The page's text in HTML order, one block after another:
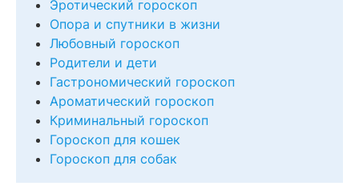
Эротический гороскоп
Опора и спутники в жизни
Любовный гороскоп
Родители и дети
Гастрономический гороскоп
Ароматический гороскоп
Криминальный гороскоп
Гороскоп для кошек
Гороскоп для собак